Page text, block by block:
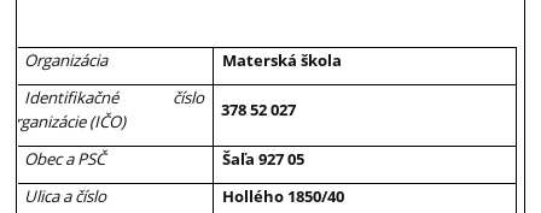
Organizácia
Materská škola
Identifikačné číslo
organizácie (IČO)
378 52 027
Obec a PSČ
Šaľa 927 05
Ulica a číslo
Hollého 1850/40